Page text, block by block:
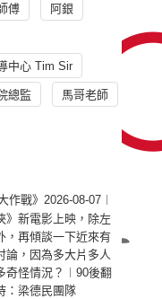
傅 阿銀
中心 Tim Sir
總監 馬哥老師
作戰》2026-08-07︱
》新電影上映，除左
，再傾談一下近來有
論，因為多大片多人
奇怪情況？︱90後翻
：梁德民團隊